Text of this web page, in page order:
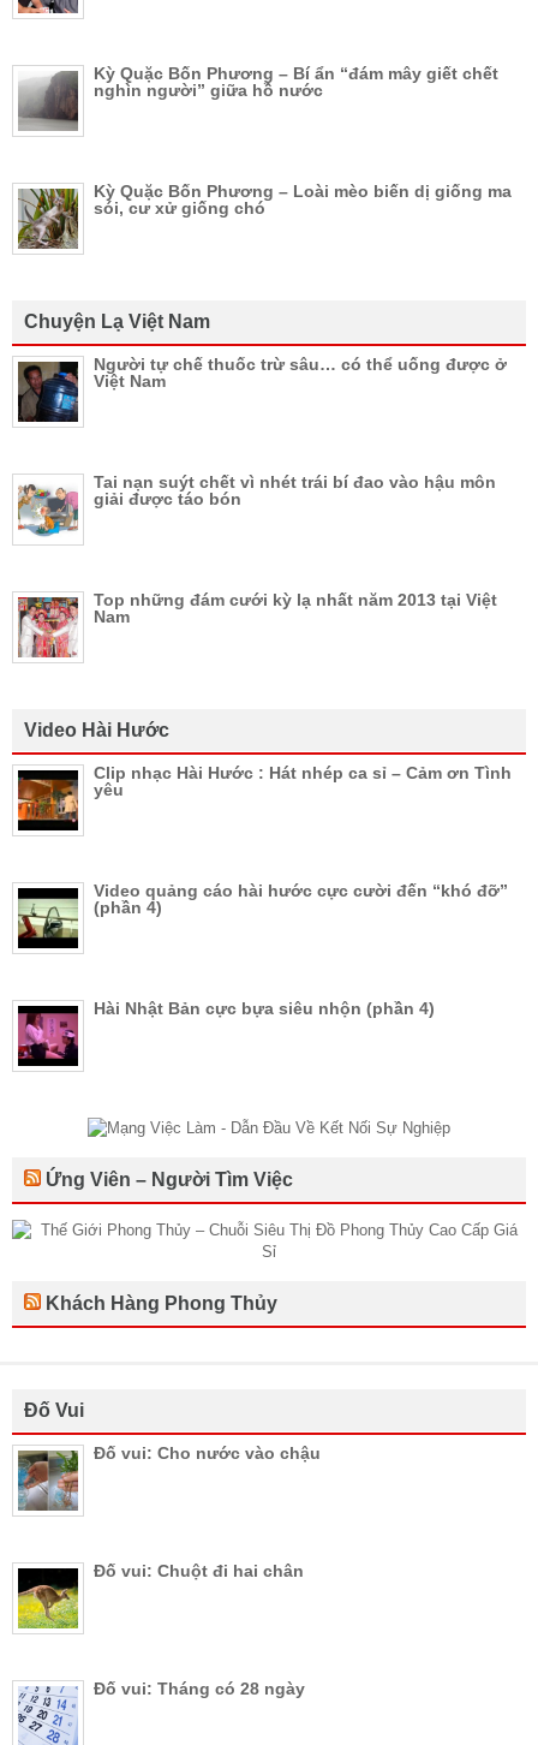
Kỳ Quặc Bốn Phương – Bí ẩn “đám mây giết chết
nghìn người” giữa hồ nước
Kỳ Quặc Bốn Phương – Loài mèo biến dị giống ma
sói, cư xử giống chó
Chuyện Lạ Việt Nam
Người tự chế thuốc trừ sâu… có thể uống được ở
Việt Nam
Tai nạn suýt chết vì nhét trái bí đao vào hậu môn
giải được táo bón
Top những đám cưới kỳ lạ nhất năm 2013 tại Việt
Nam
Video Hài Hước
Clip nhạc Hài Hước : Hát nhép ca sỉ – Cảm ơn Tình
yêu
Video quảng cáo hài hước cực cười đến “khó đỡ”
(phần 4)
Hài Nhật Bản cực bựa siêu nhộn (phần 4)
Ứng Viên – Người Tìm Việc
Khách Hàng Phong Thủy
Đố Vui
Đố vui: Cho nước vào chậu
Đố vui: Chuột đi hai chân
Đố vui: Tháng có 28 ngày